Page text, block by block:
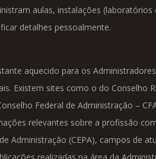
aulas, instalações
detalhes pessoalmente.
aquecido para os
Existem sites como o do Conselho
Federal de Administração –
relevantes sobre a profissão
Administração (CEPA), campos de